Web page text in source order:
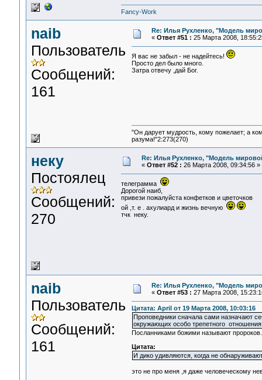
Fancy-Work
naib
Пользователь
Сообщений:
161
Re: Илья Рухленко, "Модель
« Ответ #51 : 25 Марта 2008,
Я вас не забыл - не надейтесь!
Просто дел было много.
Затра отвечу ,дай Бог.
"Он дарует мудрость, кому пожелает; а
разума!"2:273(270)
неку
Постоялец
Сообщений:
270
Re: Илья Рухленко, "Модель
« Ответ #52 : 26 Марта 2008, 09:34:56 »
телеграмма
Дорогой наиб,
привези пожалуйста конфетков и цветочков
ой ,т. е . ахулиард и жизнь вечную
тчк неку.
naib
Пользователь
Сообщений:
161
Re: Илья Рухленко, "Модель
« Ответ #53 : 27 Марта 2008,
Цитата: April от 19 Марта 2008, 10:03:16
Проповедники сначала сами назначают
окружающих особо трепетного
Посланниками божими называют
Цитата:
И дико удивляются, когда не
это не про меня ,я даже человеческому